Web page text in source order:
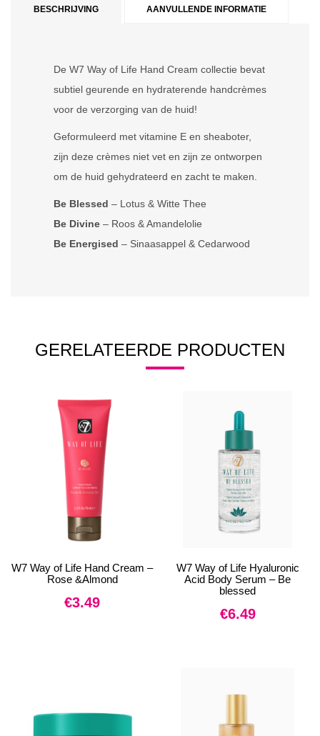
BESCHRIJVING AANVULLENDE INFORMATIE
De W7 Way of Life Hand Cream collectie bevat
subtiel geurende en hydraterende handcrèmes
voor de verzorging van de huid!
Geformuleerd met vitamine E en sheaboter,
zijn deze crèmes niet vet en zijn ze ontworpen
om de huid gehydrateerd en zacht te maken.
Be Blessed – Lotus & Witte Thee
Be Divine – Roos & Amandelolie
Be Energised – Sinaasappel & Cedarwood
GERELATEERDE PRODUCTEN
W7 Way of Life Hand Cream –
Rose &Almond
€3.49
W7 Way of Life Hyaluronic
Acid Body Serum – Be
blessed
€6.49